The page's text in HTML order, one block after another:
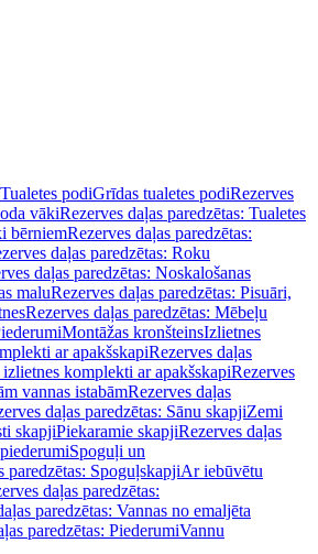
podiGrīdas tualetes podiRezerves
vākiRezerves daļas paredzētas: Tualetes
bērniemRezerves daļas paredzētas:
daļas paredzētas: Roku
daļas paredzētas: Noskalošanas
maluRezerves daļas paredzētas: Pisuāri,
Rezerves daļas paredzētas: Mēbeļu
Montāžas kronšteinsIzlietnes
ar apakšskapiRezerves daļas
komplekti ar apakšskapiRezerves
vannas istabāmRezerves daļas
daļas paredzētas: Sānu skapjiZemi
skapjiPiekaramie skapjiRezerves daļas
Spoguļi un
paredzētas: SpoguļskapjiAr iebūvētu
daļas paredzētas:
paredzētas: Vannas no emaljēta
paredzētas: PiederumiVannu